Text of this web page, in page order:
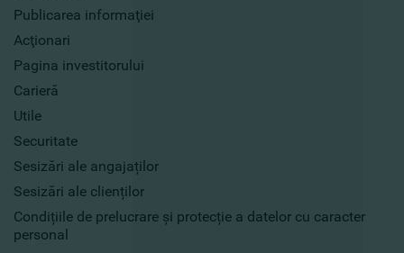
Publicarea informaţiei
Acţionari
Pagina investitorului
Carieră
Utile
Securitate
Sesizări ale angajaților
Sesizări ale clienților
Condițiile de prelucrare și protecție a datelor cu caracter
personal